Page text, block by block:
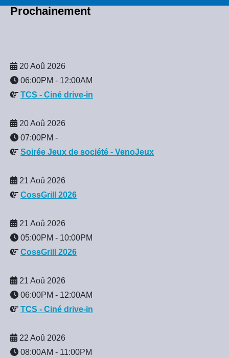
Prochainement
20 Aoû 2026
06:00PM - 12:00AM
TCS - Ciné drive-in
20 Aoû 2026
07:00PM -
Soirée Jeux de société - VenoJeux
21 Aoû 2026
CossGrill 2026
21 Aoû 2026
05:00PM - 10:00PM
CossGrill 2026
21 Aoû 2026
06:00PM - 12:00AM
TCS - Ciné drive-in
22 Aoû 2026
08:00AM - 11:00PM